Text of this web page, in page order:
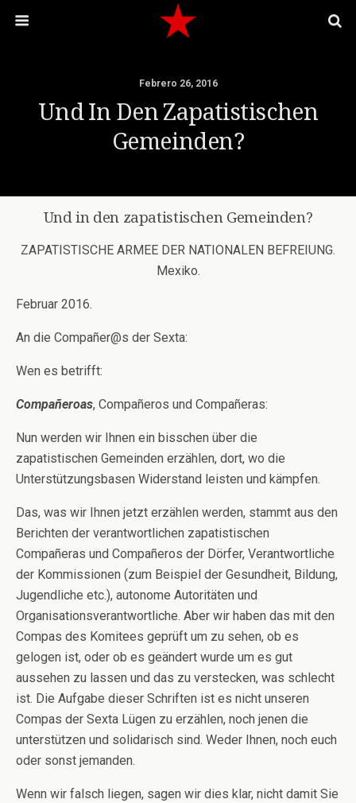
Febrero 26, 2016
Und In Den Zapatistischen
Gemeinden?
Und in den zapatistischen Gemeinden?
ZAPATISTISCHE ARMEE DER NATIONALEN BEFREIUNG.
Mexiko.
Februar 2016.
An die Compañer@s der Sexta:
Wen es betrifft:
Compañeroas, Compañeros und Compañeras:
Nun werden wir Ihnen ein bisschen über die
zapatistischen Gemeinden erzählen, dort, wo die
Unterstützungsbasen Widerstand leisten und kämpfen.
Das, was wir Ihnen jetzt erzählen werden, stammt aus den
Berichten der verantwortlichen zapatistischen
Compañeras und Compañeros der Dörfer, Verantwortliche
der Kommissionen (zum Beispiel der Gesundheit, Bildung,
Jugendliche etc.), autonome Autoritäten und
Organisationsverantwortliche. Aber wir haben das mit den
Compas des Komitees geprüft um zu sehen, ob es
gelogen ist, oder ob es geändert wurde um es gut
aussehen zu lassen und das zu verstecken, was schlecht
ist. Die Aufgabe dieser Schriften ist es nicht unseren
Compas der Sexta Lügen zu erzählen, noch jenen die
unterstützen und solidarisch sind. Weder Ihnen, noch euch
oder sonst jemanden.
Wenn wir falsch liegen, sagen wir dies klar, nicht damit Sie